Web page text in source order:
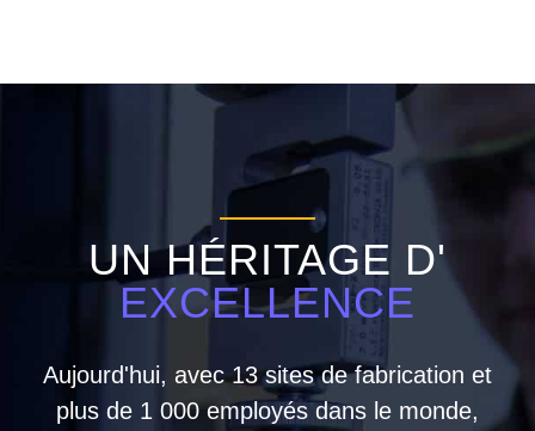
UN HÉRITAGE D'
EXCELLENCE
Aujourd'hui, avec 13 sites de fabrication et
plus de 1 000 employés dans le monde,